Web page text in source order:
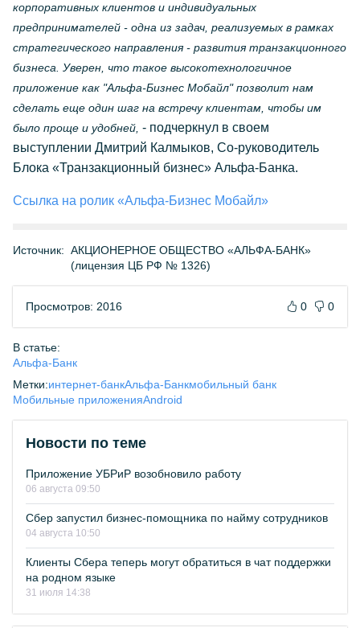
корпоративных клиентов и индивидуальных
предпринимателей - одна из задач, реализуемых в рамках
стратегического направления - развития транзакционного
бизнеса. Уверен, что такое высокотехнологичное
приложение как "Альфа-Бизнес Мобайл" позволит нам
сделать еще один шаг на встречу клиентам, чтобы им
было проще и удобней, - подчеркнул в своем
выступлении Дмитрий Калмыков, Со-руководитель
Блока «Транзакционный бизнес» Альфа-Банка.
Ссылка на ролик «Альфа-Бизнес Мобайл»
Источник: АКЦИОНЕРНОЕ ОБЩЕСТВО «АЛЬФА-БАНК»
(лицензия ЦБ РФ № 1326)
Просмотров: 2016 0 0
В статье:
Альфа-Банк
Метки:интернет-банкАльфа-Банкмобильный банк
Мобильные приложенияAndroid
Новости по теме
Приложение УБРиР возобновило работу
06 августа 09:50
Сбер запустил бизнес-помощника по найму сотрудников
04 августа 10:50
Клиенты Сбера теперь могут обратиться в чат поддержки
на родном языке
31 июля 14:38